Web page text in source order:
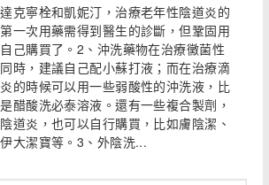
克寧栓和凱妮汀，治療老年性陰道炎的
一次用藥需得到醫生的診斷，但鞏固用
己購買了。2、沖洗藥物在治療黴菌性
時，建議自己配小蘇打液；而在治療滴
的時候可以用一些弱酸性的沖洗液，比
醋酸洗必泰溶液。還有一些複合製劑，
道炎，也可以自行購買，比如膚陰潔、
大潔寶等。3、外陰洗...